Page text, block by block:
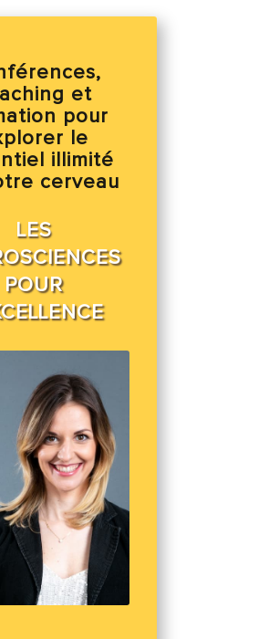
et
pour
le
illimité
cerveau
LES
POUR